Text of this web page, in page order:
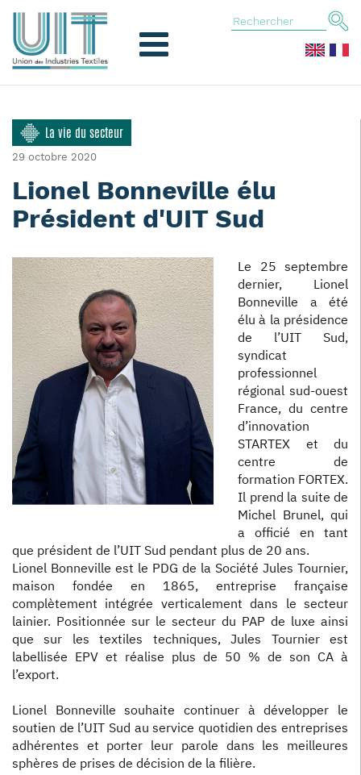
La vie du secteur
29 octobre 2020
Lionel Bonneville élu
Président d'UIT Sud
Le 25 septembre
dernier, Lionel
Bonneville a été
élu à la présidence
de l’UIT Sud,
syndicat
professionnel
régional sud-ouest
France, du centre
d’innovation
STARTEX et du
centre de
formation FORTEX.
Il prend la suite de
Michel Brunel, qui
a officié en tant
que président de l’UIT Sud pendant plus de 20 ans.
Lionel Bonneville est le PDG de la Société Jules Tournier,
maison fondée en 1865, entreprise française
complètement intégrée verticalement dans le secteur
lainier. Positionnée sur le secteur du PAP de luxe ainsi
que sur les textiles techniques, Jules Tournier est
labellisée EPV et réalise plus de 50 % de son CA à
l’export.
Lionel Bonneville souhaite continuer à développer le
soutien de l’UIT Sud au service quotidien des entreprises
adhérentes et porter leur parole dans les meilleures
sphères de prises de décision de la filière.